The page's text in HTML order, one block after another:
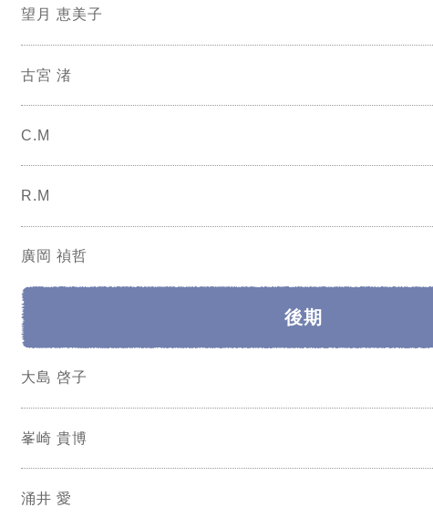
望月 恵美子
古宮 渚
C.M
R.M
廣岡 禎哲
後期
大島 啓子
峯崎 貴博
涌井 愛